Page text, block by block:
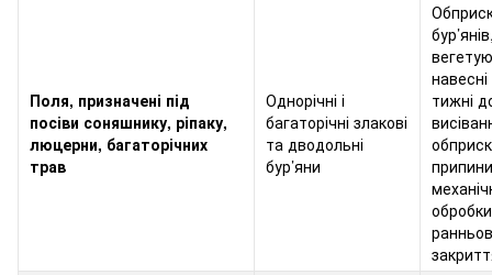
Поля, призначені під
посіви соняшнику, ріпаку,
люцерни, багаторічних
трав
Однорічні і
багаторічні злакові
та дводольні
бур’яни
тижні